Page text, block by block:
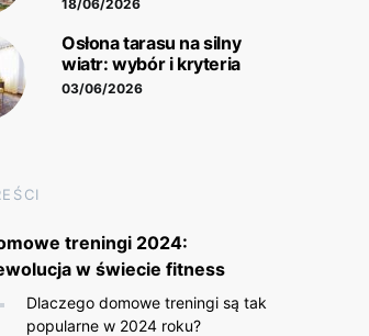
18/06/2026
Osłona tarasu na silny
wiatr: wybór i kryteria
03/06/2026
treningi 2024:
w świecie fitness
Dlaczego domowe treningi są tak
popularne w 2024 roku?